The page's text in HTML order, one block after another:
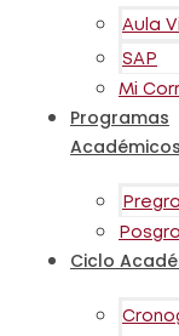
Aula
SAP
Mi
Programas
Académicos
Ciclo